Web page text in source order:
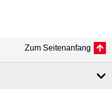
Zum Seitenanfang